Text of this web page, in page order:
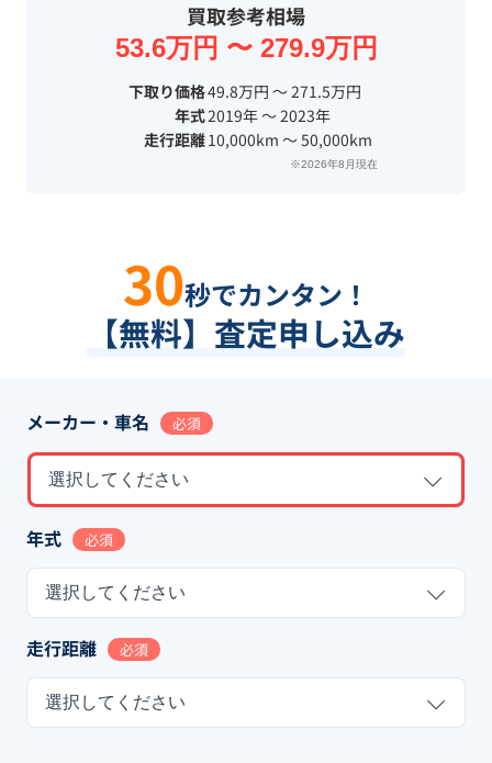
買取参考相場
53.6万円 〜 279.9万円
下取り価格49.8万円 〜 271.5万円
年式2019年 〜 2023年
走行距離10,000km 〜 50,000km
※2026年8月現在
30秒でカンタン！
【無料】査定申し込み
メーカー・車名 必須
選択してください
年式 必須
選択してください
走行距離 必須
選択してください